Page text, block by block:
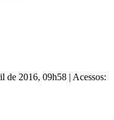
de 2016, 09h58 | Acessos: